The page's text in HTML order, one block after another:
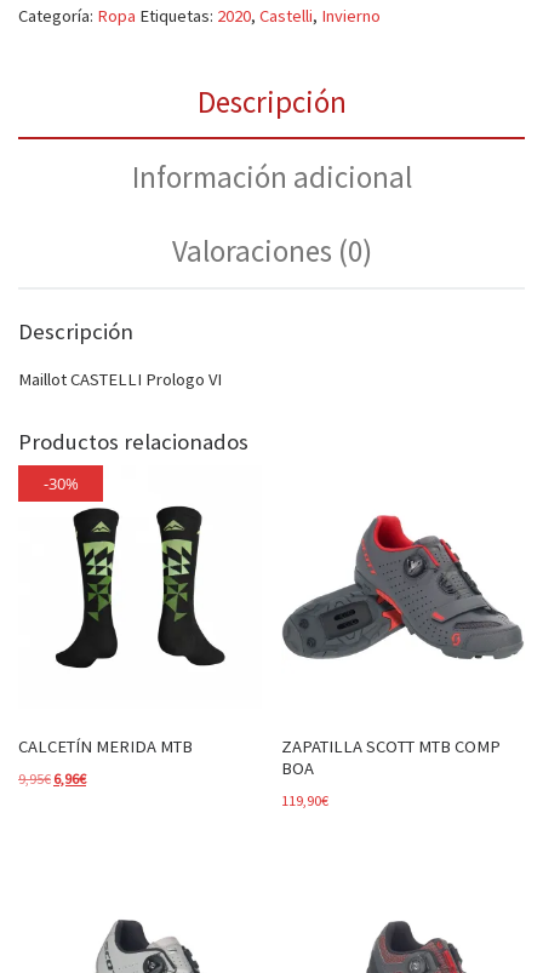
Categoría: Ropa Etiquetas: 2020, Castelli, Invierno
Descripción
Información adicional
Valoraciones (0)
Descripción
Maillot CASTELLI Prologo VI
Productos relacionados
-30%
CALCETÍN MERIDA MTB
9,95€ El precio original era: 9,95€.
6,96€El precio actual es: 6,96€.
ZAPATILLA SCOTT MTB COMP
BOA
119,90€